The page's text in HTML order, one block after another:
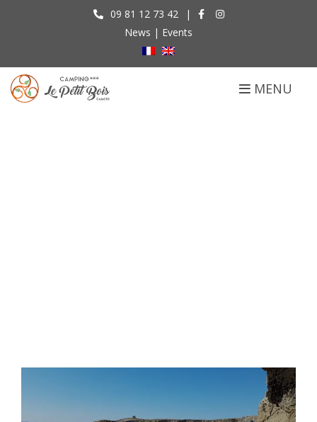
09 81 12 73 42
|
News | Events
MENU